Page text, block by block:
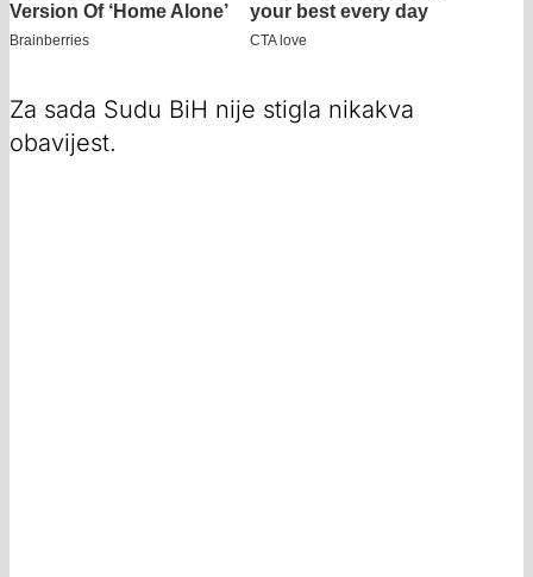
Za sada Sudu BiH nije stigla nikakva
obavijest.